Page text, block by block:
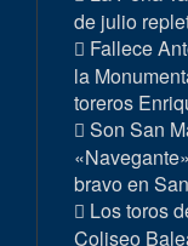
de julio
Fallece
la
toreros
Son San
bravo en
Los toros
Coliseo